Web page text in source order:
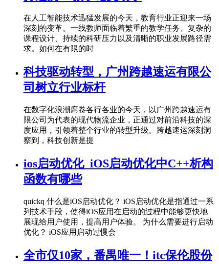
在人工智能技术迅猛发展的今天，教育行业正迎来一场
深刻的变革。一线教师面临着繁重的教学任务、复杂的
课程设计、持续的科研压力以及清晰的职业发展路径需
求。如何在有限的时
科技驱动转型，广州跨越速运有限公
司树立行业标杆
在数字化浪潮席卷各行各业的今天，以广州跨越速运有
限公司为代表的现代物流企业，正通过对前沿科技的深
度应用，引领着整个行业的转型升级。跨越速运深刻洞
察到，科技创新是提
ios启动优化_iOS启动优化中C++析构
函数有哪些
quickq 什么是iOS启动优化？ iOS启动优化是指通过一系
列技术手段，使得iOS应用在启动的过程中能够更快地
展现给用户使用，提高用户体验。 为什么需要进行启动
优化？ iOS应用启动过慢会
全市仅10家，番禺唯一！itc保伦股份